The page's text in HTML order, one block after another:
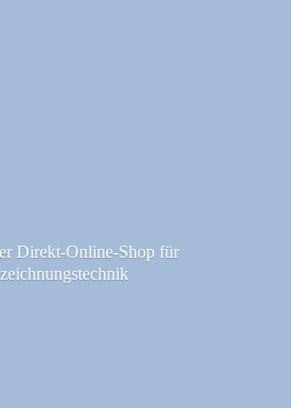
Direkt-Online-Shop für